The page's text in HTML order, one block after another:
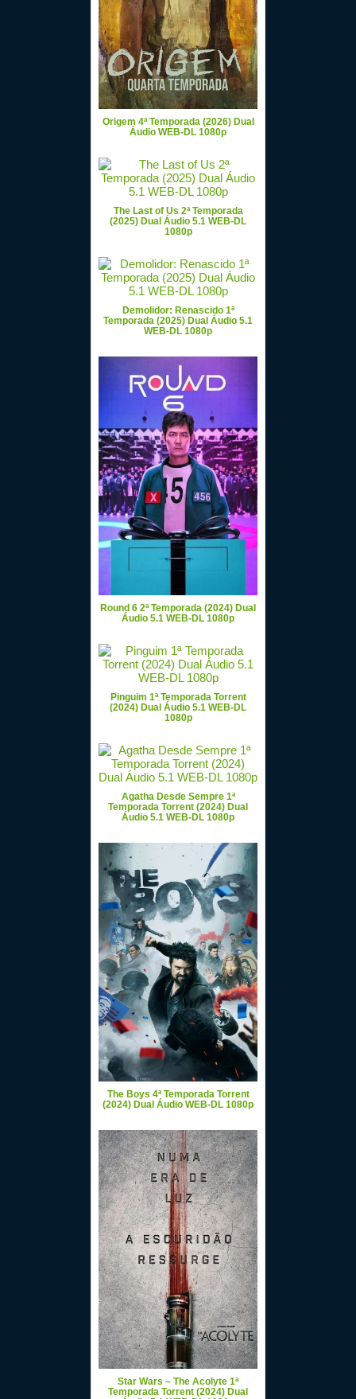
Origem 4ª Temporada (2026) Dual
Áudio WEB-DL 1080p
The Last of Us 2ª Temporada
(2025) Dual Áudio 5.1 WEB-DL
1080p
Demolidor: Renascido 1ª
Temporada (2025) Dual Áudio 5.1
WEB-DL 1080p
Round 6 2ª Temporada (2024) Dual
Áudio 5.1 WEB-DL 1080p
Pinguim 1ª Temporada Torrent
(2024) Dual Áudio 5.1 WEB-DL
1080p
Agatha Desde Sempre 1ª
Temporada Torrent (2024) Dual
Áudio 5.1 WEB-DL 1080p
The Boys 4ª Temporada Torrent
(2024) Dual Áudio WEB-DL 1080p
Star Wars – The Acolyte 1ª
Temporada Torrent (2024) Dual